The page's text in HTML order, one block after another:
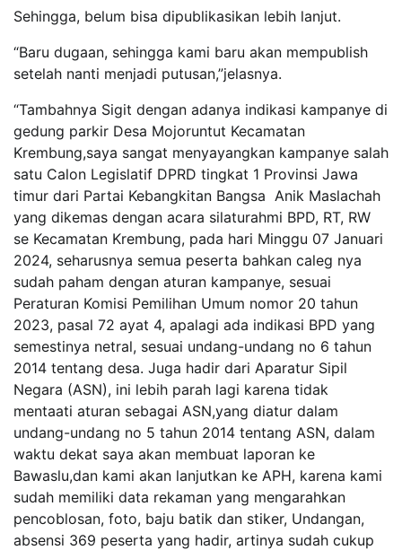
Sehingga, belum bisa dipublikasikan lebih lanjut.
“Baru dugaan, sehingga kami baru akan mempublish
setelah nanti menjadi putusan,”jelasnya.
“Tambahnya Sigit dengan adanya indikasi kampanye di
gedung parkir Desa Mojoruntut Kecamatan
Krembung,saya sangat menyayangkan kampanye salah
satu Calon Legislatif DPRD tingkat 1 Provinsi Jawa
timur dari Partai Kebangkitan Bangsa Anik Maslachah
yang dikemas dengan acara silaturahmi BPD, RT, RW
se Kecamatan Krembung, pada hari Minggu 07 Januari
2024, seharusnya semua peserta bahkan caleg nya
sudah paham dengan aturan kampanye, sesuai
Peraturan Komisi Pemilihan Umum nomor 20 tahun
2023, pasal 72 ayat 4, apalagi ada indikasi BPD yang
semestinya netral, sesuai undang-undang no 6 tahun
2014 tentang desa. Juga hadir dari Aparatur Sipil
Negara (ASN), ini lebih parah lagi karena tidak
mentaati aturan sebagai ASN,yang diatur dalam
undang-undang no 5 tahun 2014 tentang ASN, dalam
waktu dekat saya akan membuat laporan ke
Bawaslu,dan kami akan lanjutkan ke APH, karena kami
sudah memiliki data rekaman yang mengarahkan
pencoblosan, foto, baju batik dan stiker, Undangan,
absensi 369 peserta yang hadir, artinya sudah cukup